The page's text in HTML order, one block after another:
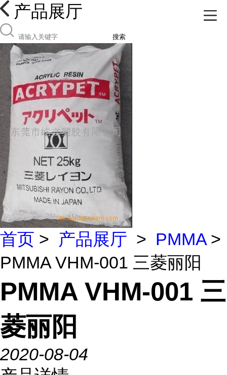
产品展厅
搜索
首页 > 产品展厅 > PMMA >
PMMA VHM-001 三菱丽阳
PMMA VHM-001 三
菱丽阳
2020-08-04